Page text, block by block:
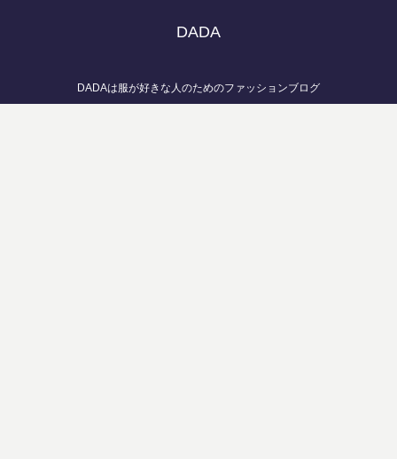
DADA
DADAは服が好きな人のためのファッションブログ